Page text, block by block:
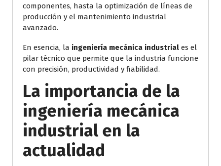
componentes, hasta la optimización de líneas de
producción y el mantenimiento industrial
avanzado.
En esencia, la ingeniería mecánica industrial es el
pilar técnico que permite que la industria funcione
con precisión, productividad y fiabilidad.
La importancia de la
ingeniería mecánica
industrial en la
actualidad